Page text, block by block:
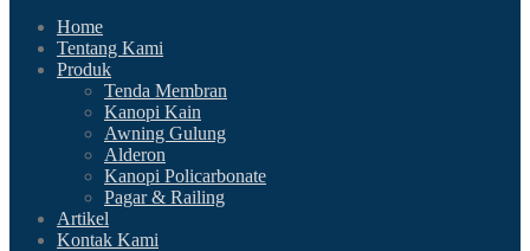
Home
Tentang Kami
Produk
Tenda Membran
Kanopi Kain
Awning Gulung
Alderon
Kanopi Policarbonate
Pagar & Railing
Artikel
Kontak Kami